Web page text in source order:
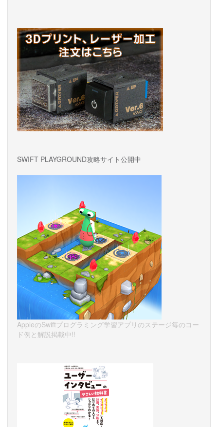
SWIFT PLAYGROUND攻略サイト公開中
AppleのSwiftプログラミング学習アプリのステージ毎のコー
ド例と解説掲載中!!